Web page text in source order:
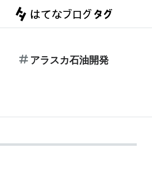
アラスカ石油開発